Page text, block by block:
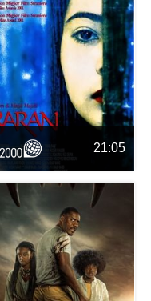
21:05